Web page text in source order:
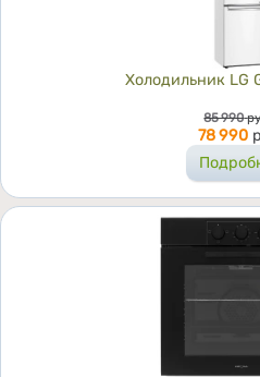
Холодильник LG
Цена
85 990
78 990